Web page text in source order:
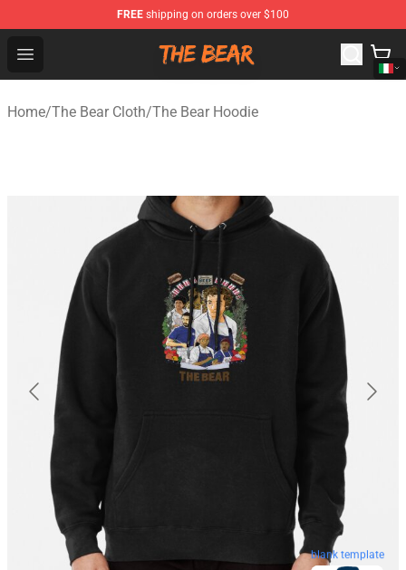
FREE shipping on orders over $100
Open menu
The Bear Shop - Official The Bear Merchandise Store
Home/The Bear Cloth/The Bear Hoodie
blank template